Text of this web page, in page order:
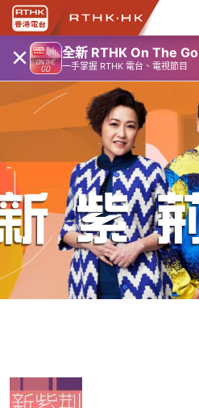
× 全新 RTHK On The Go
一手掌握 RTHK 電台、電視節目